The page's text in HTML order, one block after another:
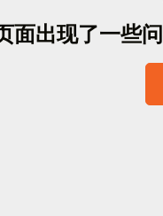
面出现了一些问